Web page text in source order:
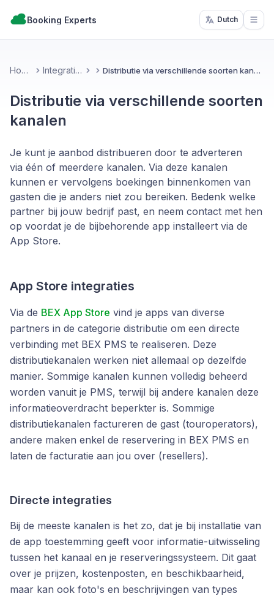
Booking Experts Dutch
Home Integraties Distributie via verschillende soorten kanalen
Distributie via verschillende soorten
kanalen
Je kunt je aanbod distribueren door te adverteren
via één of meerdere kanalen. Via deze kanalen
kunnen er vervolgens boekingen binnenkomen van
gasten die je anders niet zou bereiken. Bedenk welke
partner bij jouw bedrijf past, en neem contact met hen
op voordat je de bijbehorende app installeert via de
App Store.
App Store integraties
Via de BEX App Store vind je apps van diverse
partners in de categorie distributie om een directe
verbinding met BEX PMS te realiseren. Deze
distributiekanalen werken niet allemaal op dezelfde
manier. Sommige kanalen kunnen volledig beheerd
worden vanuit je PMS, terwijl bij andere kanalen deze
informatieoverdracht beperkter is. Sommige
distributiekanalen factureren de gast (touroperators),
andere maken enkel de reservering in BEX PMS en
laten de facturatie aan jou over (resellers).
Directe integraties
Bij de meeste kanalen is het zo, dat je bij installatie van
de app toestemming geeft voor informatie-uitwisseling
tussen het kanaal en je reserveringssysteem. Dit gaat
over je prijzen, kostenposten, en beschikbaarheid,
maar kan ook foto's en beschrijvingen van types